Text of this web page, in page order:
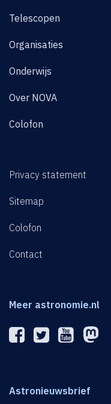
Telescopen
Organisaties
Onderwijs
Over NOVA
Colofon
Privacy statement
Sitemap
Colofon
Contact
Meer astronomie.nl
Astronieuwsbrief